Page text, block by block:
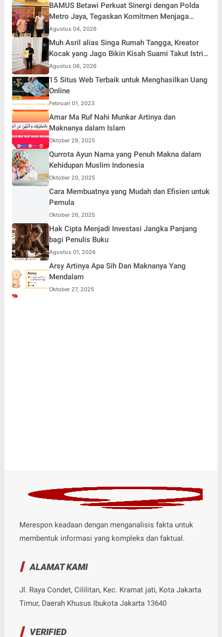
BAMUS Betawi Perkuat Sinergi dengan Polda
Metro Jaya, Tegaskan Komitmen Menjaga
Jakarta Aman, Damai, dan Kondusif Jelang HUT
ke-81 Republik Indonesia
Agustus 04, 2026
Muh Asril alias Singa Rumah Tangga, Kreator
Kocak yang Jago Bikin Kisah Suami Takut Istri
Jadi Hiburan
Agustus 06, 2026
15 Situs Web Terbaik untuk Menghasilkan Uang
Online
Februari 01, 2023
Amar Ma Ruf Nahi Munkar Artinya dan
Maknanya dalam Islam
Oktober 29, 2025
Qurrota Ayun Nama yang Penuh Makna dalam
Kehidupan Muslim Indonesia
Oktober 20, 2025
Cara Membuatnya yang Mudah dan Efisien untuk
Pemula
Oktober 26, 2025
Hak Cipta Menjadi Investasi Jangka Panjang
bagi Penulis Buku
Agustus 01, 2026
Arsy Artinya Apa Sih Dan Maknanya Yang
Mendalam
Oktober 27, 2025
Merespon keadaan dengan menganalisis fakta untuk
membentuk informasi yang kompleks dan faktual.
ALAMAT KAMI
Jl. Raya Condet, Cililitan, Kec. Kramat jati, Kota Jakarta
Timur, Daerah Khusus Ibukota Jakarta 13640
VERIFIED